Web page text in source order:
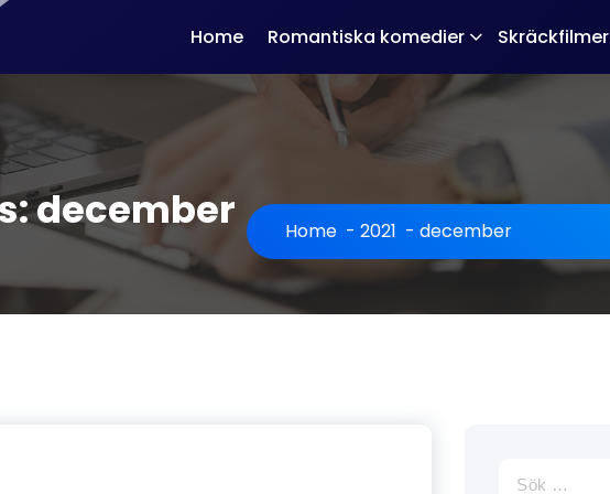
Home Romantiska komedier Skräckfilmer
december
Home - 2021 - december